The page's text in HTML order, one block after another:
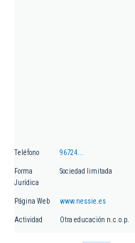
Teléfono 96724...
Forma
Jurídica
Sociedad limitada
Página Web www.nessie.es
Actividad Otra educación n.c.o.p.